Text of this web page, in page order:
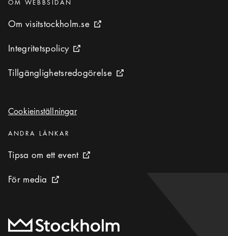
Kategorier:
OM WEBBSIDAN
Om visitstockholm.se
Om visitstockholm.se Extern ikon
Integritetspolicy
Integritetspolicy Extern ikon
Tillgänglighetsredogörelse
Tillgänglighetsredogörelse Extern ikon
Cookieinställningar
Cookieinställningar
Kategorier :
ANDRA LÄNKAR
Tipsa om ett event
Tipsa om ett event Extern ikon
För media
För media Extern ikon
Till startsidan